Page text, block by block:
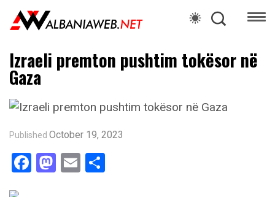
Izraeli premton pushtim tokësor në
Gaza
Published October 19, 2023
Facebook
Mastodon
Email